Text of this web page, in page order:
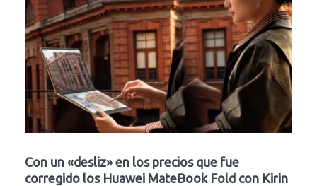
Con un «desliz» en los precios que fue
corregido los Huawei MateBook Fold con Kirin